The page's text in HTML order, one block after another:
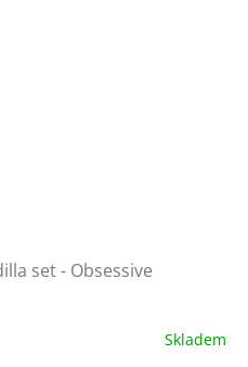
set - Obsessive
Skladem